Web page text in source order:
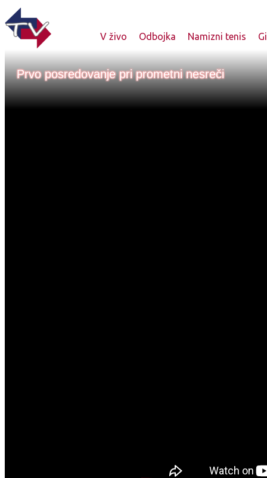
V živo Odbojka Namizni tenis
Prvo posredovanje pri prometni nesreči